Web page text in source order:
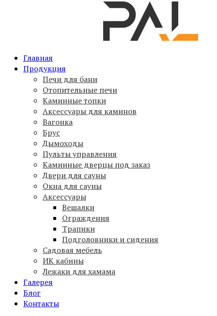
PAL
Печи для бани PAL, вагонка, брус, дымоходы,
аксессуары
Главная
Продукция
Печи для бани
Отопительные печи
Каминные топки
Аксессуары для каминов
Вагонка
Брус
Дымоходы
Пульты управления
Каминные дверцы под заказ
Двери для сауны
Окна для сауны
Аксессуары
Вешалки
Ограждения
Трапики
Подголовники и сидения
Садовая мебель
ИК кабины
Лежаки для хамама
Галерея
Блог
Контакты